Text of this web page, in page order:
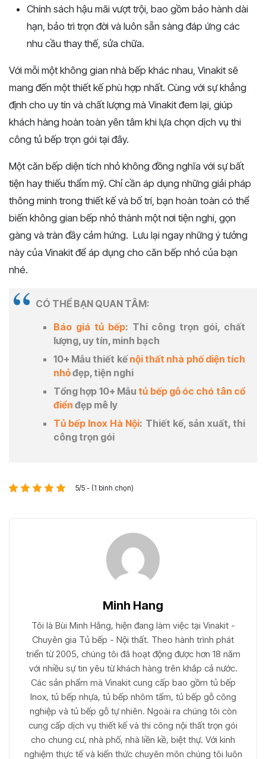
Chính sách hậu mãi vượt trội, bao gồm bảo hành dài
hạn, bảo trì trọn đời và luôn sẵn sàng đáp ứng các
nhu cầu thay thế, sửa chữa.
Với mỗi một không gian nhà bếp khác nhau, Vinakit sẽ
mang đến một thiết kế phù hợp nhất. Cùng với sự khẳng
định cho uy tín và chất lượng mà Vinakit đem lại, giúp
khách hàng hoàn toàn yên tâm khi lựa chọn dịch vụ thi
công tủ bếp trọn gói tại đây.
Một căn bếp diện tích nhỏ không đồng nghĩa với sự bất
tiện hay thiếu thẩm mỹ. Chỉ cần áp dụng những giải pháp
thông minh trong thiết kế và bố trí, bạn hoàn toàn có thể
biến không gian bếp nhỏ thành một nơi tiện nghi, gọn
gàng và tràn đầy cảm hứng. Lưu lại ngay những ý tưởng
này của Vinakit để áp dụng cho căn bếp nhỏ của bạn
nhé.
CÓ THỂ BẠN QUAN TÂM:
Báo giá tủ bếp: Thi công trọn gói, chất
lượng, uy tín, minh bạch
10+ Mẫu thiết kếnội thất nhà phố diện tích
nhỏđẹp, tiện nghi
Tổng hợp 10+ Mẫutủ bếp gỗ óc chó tân cổ
điển đẹp mê ly
Tủ bếp Inox Hà Nội: Thiết kế, sản xuất, thi
công trọn gói
5/5 - (1 bình chọn)
Minh Hang
Tôi là Bùi Minh Hằng, hiện đang làm việc tại Vinakit -
Chuyên gia Tủ bếp - Nội thất. Theo hành trình phát
triển từ 2005, chúng tôi đã hoạt động được hơn 18 năm
với nhiều sự tin yêu từ khách hàng trên khắp cả nước.
Các sản phẩm mà Vinakit cung cấp bao gồm tủ bếp
Inox, tủ bếp nhựa, tủ bếp nhôm tấm, tủ bếp gỗ công
nghiệp và tủ bếp gỗ tự nhiên. Ngoài ra chúng tôi còn
cung cấp dịch vụ thiết kế và thi công nội thất trọn gói
cho chung cư, nhà phố, nhà liền kề, biệt thự. Với kinh
nghiệm thực tế và kiến thức chuyên môn chúng tôi luôn